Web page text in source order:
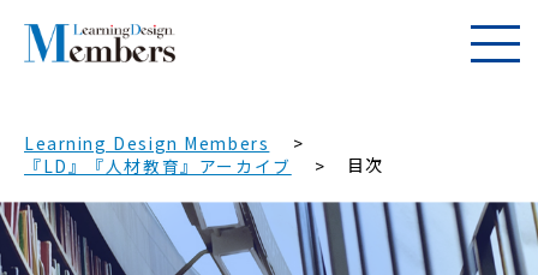
Learning Design Members
『LD』『人材教育』アーカイブ
目次